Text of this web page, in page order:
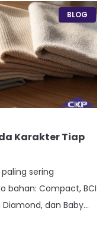
BLOG
Karakter Tiap
sering
bahan: Compact, BCI
dan Baby
angka ketebalan